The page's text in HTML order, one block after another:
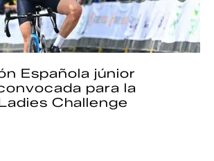
Española júnior
para la
Challenge